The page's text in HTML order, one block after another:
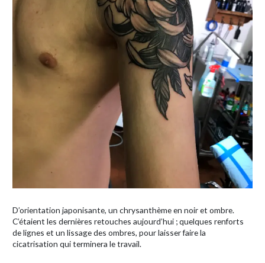
D’orientation japonisante, un chrysanthème en noir et ombre.
C’étaient les dernières retouches aujourd’hui ; quelques renforts
de lignes et un lissage des ombres, pour laisser faire la
cicatrisation qui terminera le travail.